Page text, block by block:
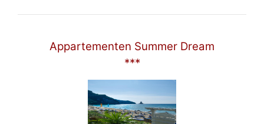
Appartementen Summer Dream
***